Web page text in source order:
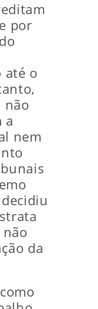
por
até o
não
a
nem
da